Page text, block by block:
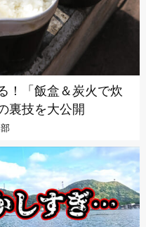
！「飯盒＆炭火で炊
裏技を大公開